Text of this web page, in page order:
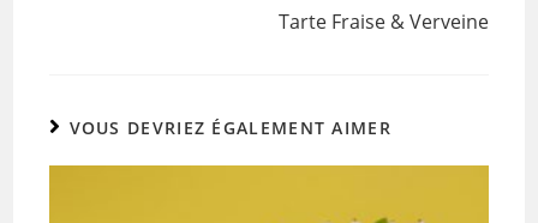
Tarte Fraise & Verveine
VOUS DEVRIEZ ÉGALEMENT AIMER